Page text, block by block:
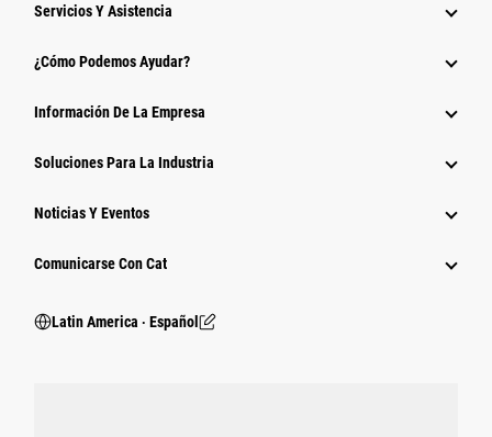
Servicios Y Asistencia
¿Cómo Podemos Ayudar?
Información De La Empresa
Soluciones Para La Industria
Noticias Y Eventos
Comunicarse Con Cat
Latin America ‧ Español